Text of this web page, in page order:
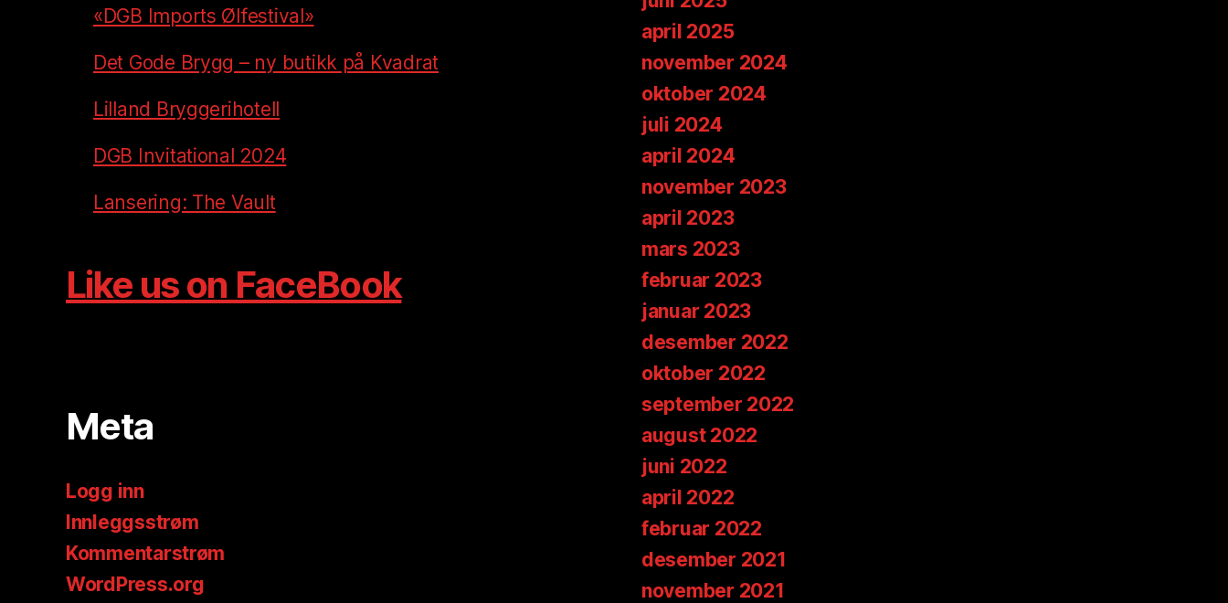
«DGB Imports Ølfestival»
Det Gode Brygg – ny butikk på Kvadrat
Lilland Bryggerihotell
DGB Invitational 2024
Lansering: The Vault
Like us on FaceBook
Meta
Logg inn
Innleggsstrøm
Kommentarstrøm
WordPress.org
april 2025
november 2024
oktober 2024
juli 2024
april 2024
november 2023
april 2023
mars 2023
februar 2023
januar 2023
desember 2022
oktober 2022
september 2022
august 2022
juni 2022
april 2022
februar 2022
desember 2021
november 2021